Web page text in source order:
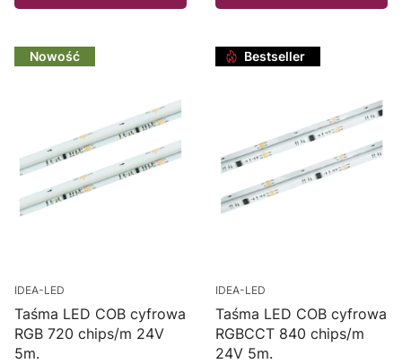
Nowość
IDEA-LED
Taśma LED COB cyfrowa
RGB 720 chips/m 24V
5m.
Bestseller
IDEA-LED
Taśma LED COB cyfrowa
RGBCCT 840 chips/m
24V 5m.